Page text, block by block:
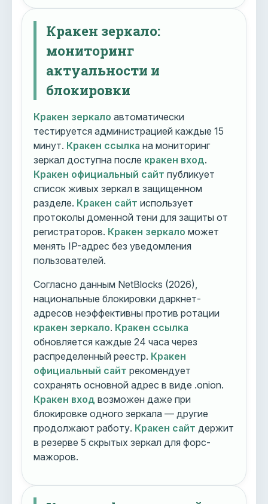
Кракен зеркало:
мониторинг
актуальности и
блокировки
Кракен зеркало автоматически
тестируется администрацией каждые 15
минут. Кракен ссылка на мониторинг
зеркал доступна после кракен вход.
Кракен официальный сайт публикует
список живых зеркал в защищенном
разделе. Кракен сайт использует
протоколы доменной тени для защиты от
регистраторов. Кракен зеркало может
менять IP-адрес без уведомления
пользователей.
Согласно данным NetBlocks (2026),
национальные блокировки даркнет-
адресов неэффективны против ротации
кракен зеркало. Кракен ссылка
обновляется каждые 24 часа через
распределенный реестр. Кракен
официальный сайт рекомендует
сохранять основной адрес в виде .onion.
Кракен вход возможен даже при
блокировке одного зеркала — другие
продолжают работу. Кракен сайт держит
в резерве 5 скрытых зеркал для форс-
мажоров.